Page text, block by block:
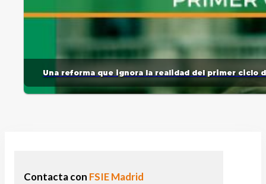
Una reforma que ignora la realidad del primer ciclo
Contacta con FSIE Madrid